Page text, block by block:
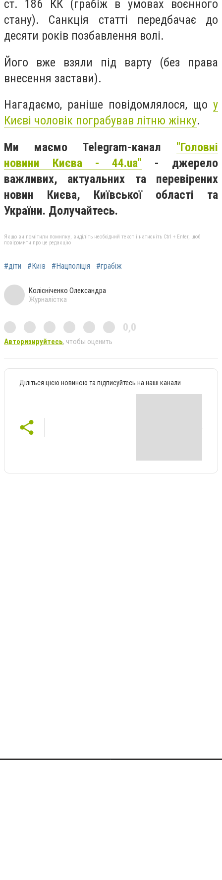
ст. 186 КК (грабіж в умовах воєнного
стану). Санкція статті передбачає до
десяти років позбавлення волі.
Його вже взяли під варту (без права
внесення застави).
Нагадаємо, раніше повідомлялося, що у
Києві чоловік пограбував літню жінку.
Ми маємо Telegram-канал "Головні
новини Києва - 44.ua" - джерело
важливих, актуальних та перевірених
новин Києва, Київської області та
України. Долучайтесь.
Якщо ви помітили помилку, виділіть необхідний текст і натисніть Ctrl + Enter, щоб
повідомити про це редакцію
#діти #Київ #Нацполіція #грабіж
Колісніченко Олександра
Журналістка
0,0
Авторизируйтесь, чтобы оценить
Діліться цією новиною та підписуйтесь на наші канали